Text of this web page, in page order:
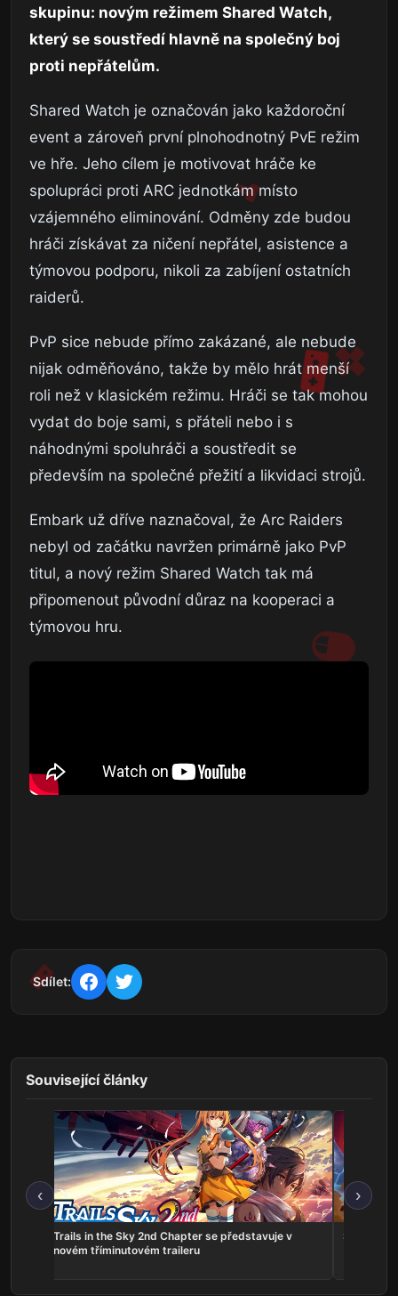
skupinu: novým režimem Shared Watch,
který se soustředí hlavně na společný boj
proti nepřátelům.
Shared Watch je označován jako každoroční
event a zároveň první plnohodnotný PvE režim
ve hře. Jeho cílem je motivovat hráče ke
spolupráci proti ARC jednotkám místo
vzájemného eliminování. Odměny zde budou
hráči získávat za ničení nepřátel, asistence a
týmovou podporu, nikoli za zabíjení ostatních
raiderů.
PvP sice nebude přímo zakázané, ale nebude
nijak odměňováno, takže by mělo hrát menší
roli než v klasickém režimu. Hráči se tak mohou
vydat do boje sami, s přáteli nebo i s
náhodnými spoluhráči a soustředit se
především na společné přežití a likvidaci strojů.
Embark už dříve naznačoval, že Arc Raiders
nebyl od začátku navržen primárně jako PvP
titul, a nový režim Shared Watch tak má
připomenout původní důraz na kooperaci a
týmovou hru.
Sdílet:
Související články
‹
Trails in the Sky 2nd Chapter se představuje v
novém tříminutovém traileru
Serious
›